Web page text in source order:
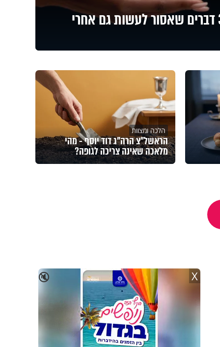
הלוואה בין חברים? 3 דברים שאסור לעשות גם אחרי
הלכה ומצוות
הראשל"צ הרה"ג דוד יוסף - מהי
מלאכה שאינה צריכה לגופה?
🔇 X